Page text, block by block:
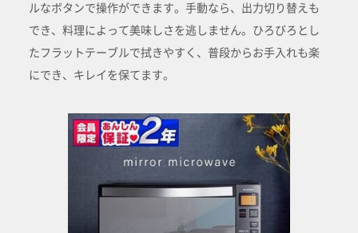
ルなボタンで操作ができます。手動なら、出力切り替えも
でき、料理によって美味しさを逃しません。ひろびろとし
たフラットテーブルで拭きやすく、普段からお手入れも楽
にでき、キレイを保てます。